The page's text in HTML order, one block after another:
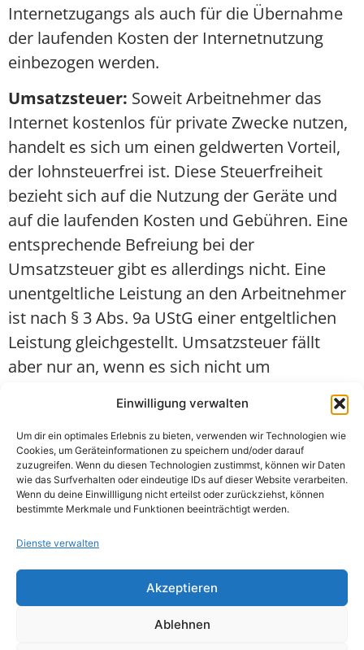
Einwilligung verwalten
Um dir ein optimales Erlebnis zu bieten, verwenden wir Technologien wie
Cookies, um Geräteinformationen zu speichern und/oder darauf
zuzugreifen. Wenn du diesen Technologien zustimmst, können wir Daten
wie das Surfverhalten oder eindeutige IDs auf dieser Website verarbeiten.
Wenn du deine Einwillligung nicht erteilst oder zurückziehst, können
bestimmte Merkmale und Funktionen beeinträchtigt werden.
Dienste verwalten
Akzeptieren
Ablehnen
Internetzugangs als auch für die Übernahme
der laufenden Kosten der Internetnutzung
einbezogen werden.
Umsatzsteuer: Soweit Arbeitnehmer das
Internet kostenlos für private Zwecke nutzen,
handelt es sich um einen geldwerten Vorteil,
der lohnsteuerfrei ist. Diese Steuerfreiheit
bezieht sich auf die Nutzung der Geräte und
auf die laufenden Kosten und Gebühren. Eine
entsprechende Befreiung bei der
Umsatzsteuer gibt es allerdings nicht. Eine
unentgeltliche Leistung an den Arbeitnehmer
ist nach § 3 Abs. 9a UStG einer entgeltlichen
Leistung gleichgestellt. Umsatzsteuer fällt
aber nur an, wenn es sich nicht um
handelt. Wenn man davon ausgeht, dass es
sich bei der kostenlosen Internetnutzung
durch den Arbeitnehmer um eine
Aufmerksamkeit handelt, braucht keine
Umsatzsteuer berechnet zu werden. Wenn
der Unternehmer das Risiko einer
eingehen will, kann er die
Bemessungsgrundlage, die ohnehin gering ist,